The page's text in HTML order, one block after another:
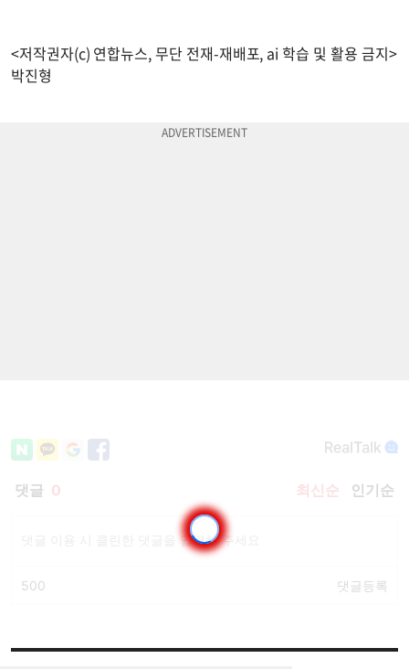
<저작권자(c) 연합뉴스, 무단 전재-재배포, ai 학습 및 활용 금지>
박진형